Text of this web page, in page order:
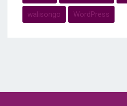
walisongo WordPress